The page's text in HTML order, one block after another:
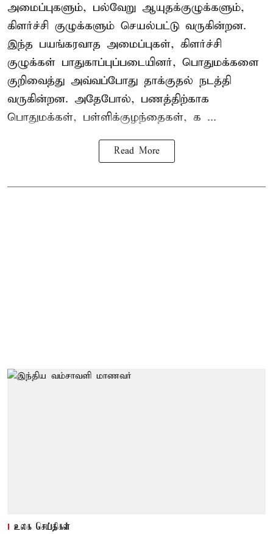
அமைப்புகளும், பல்வேறு ஆயுதக்குழுக்களும்,
கிளர்ச்சி குழுக்களும் செயல்பட்டு வருகின்றன.
இந்த பயங்கரவாத அமைப்புகள், கிளர்ச்சி
குழுக்கள் பாதுகாப்புப்படையினர், பொதுமக்களை
குறிவைத்து அவ்வப்போது தாக்குதல் நடத்தி
வருகின்றன. அதேபோல், பணத்திற்காக
பொதுமக்கள், பள்ளிக்குழந்தைகள், க ...
Read More
உலக செய்திகள்